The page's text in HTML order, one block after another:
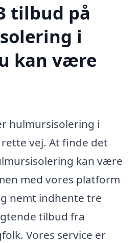
tilbud på
i
kan være
hulmursisolering i
vej. At finde det
kan være
med vores platform
nemt indhente tre
tilbud fra
Vores service er